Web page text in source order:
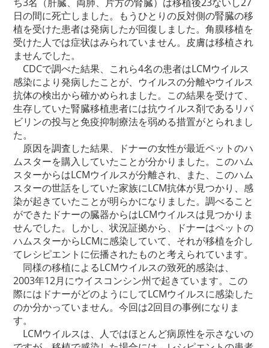
日の間に死亡しました。もうひとりの反対側の腎臓の移
植を受けた患者は発病したが回復しました。角膜移植を
受けた人では症状はみられていません。皮膚は移植され
ませんでした。
CDCで調べた結果、これら4名の患者はLCMウイルス
感染により発病したことが、ウイルスの分離やウイルス
抗体の検出から確かめられました。この結果を受けて、
生存していた腎臓移植患者には抗ウイルス剤であるリバ
ビリンの投与と免疫抑制療法を弱める措置がとられまし
た。
原因を調査した結果、ドナーの女性が最近ペットのハ
ムスターを購入していたことが分かりました。このハム
スターからはLCMウイルスが分離され、また、このハム
スターの世話をしていた家族にLCM抗体が見つかり、感
染が起きていたことが明らかになりました。調べること
ができたドナーの臓器からはLCMウイルスは見つかりま
せんでした。しかし、状況証拠から、ドナーはペットの
ハムスターからLCMに感染していて、それが移植を介し
てレシピエントに伝播されたものと考えられています。
同様の移植によるLCMウイルスの致死的感染は、
2003年12月にウイスコンシン州で起きています。この
際にはドナーがどのようにしてLCMウイルスに感染した
のか分かっていません。今回は2回目の事例になりま
す。
LCMウイルスは、人ではほとんど病原性を示さないの